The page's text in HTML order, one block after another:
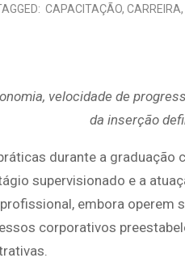
CAPACITAÇÃO, CARREIRA,
velocidade de
da inserção
durante a
supervisionado e a
embora
corporativos